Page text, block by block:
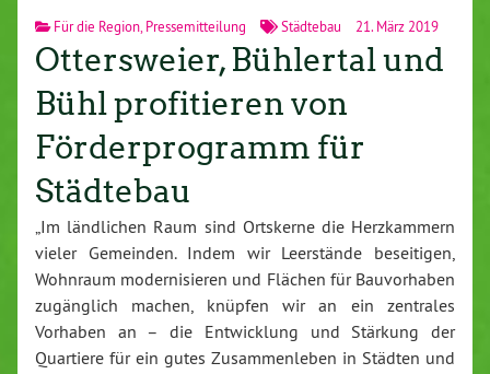
Für die Region,Pressemitteilung Städtebau 21. März 2019
Ottersweier, Bühlertal und
Bühl profitieren von
Förderprogramm für
Städtebau
„Im ländlichen Raum sind Ortskerne die Herzkammern
vieler Gemeinden. Indem wir Leerstände beseitigen,
Wohnraum modernisieren und Flächen für Bauvorhaben
zugänglich machen, knüpfen wir an ein zentrales
Vorhaben an – die Entwicklung und Stärkung der
Quartiere für ein gutes Zusammenleben in Städten und